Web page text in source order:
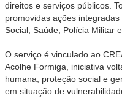
direitos e serviços públicos.
promovidas ações
Social, Saúde, Polícia Militar
O serviço é vinculado ao
Acolhe Formiga, iniciativa
humana, proteção social e
em situação de